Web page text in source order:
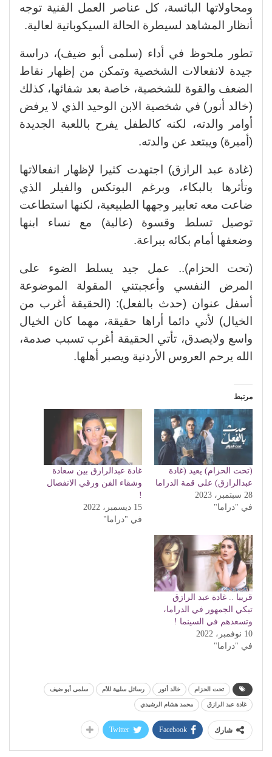
ومحاولاتها البائسة، كل عناصر العمل الفنية توجه
أنظار المشاهد لسيطرة الحالة السيكوباتية لعالية.
تطور ملحوظ في أداء (سلمى أبو ضيف)، دراسة
جيدة لانفعالات الشخصية وتمكن من إظهار نقاط
الضعف والقوة للشخصية، خاصة بعد شفائها، كذلك
(خالد أنور) في شخصية الابن الوحيد الذي لا يرفض
أوامر والدته، لكنه كالطفل يفرح باللعبة الجديدة
(أميرة) ويبتعد عن والدته.
(غادة عبد الرازق) اجتهدت كثيرا لإظهار انفعالاتها
وتأثرها بالبكاء، وبرغم البوتكس والفيلر الذي
ضاعت معه تعابير وجهها الطبيعية، لكنها استطاعت
توصيل تسلط وقسوة (عالية) مع نساء ابنها
وضعفها أمام بكائه ببراعة.
(تحت الحزام).. عمل جيد يسلط الضوء على
المرض النفسي وأعجبتني المقولة الموضوعة
أسفل عنوان (حدث بالفعل): (الحقيقة أغرب من
الخيال) لأني دائما أراها حقيقة، مهما كان الخيال
واسع ولايصدق، تأتي الحقيقة أغرب تسبب صدمة،
الله يرحم العروس الأردنية ويصبر أهلها.
مرتبط
(تحت الحزام) يعيد (غادة
عبدالرازق) على قمة الدراما
28 سبتمبر، 2023
في "دراما"
غادة عبدالرازق بين سعادة
وشقاء الفن ورقي الانفصال
!
15 ديسمبر، 2022
في "دراما"
قريبا .. غادة عبد الرازق
تبكي الجمهور في الدراما،
وتسعدهم في السينما !
10 نوفمبر، 2022
في "دراما"
تحت الحزام خالد أنور رسائل سلبية للأم سلمى أبو ضيف
غادة عبد الرازق محمد هشام الرشيدي
شارك Facebook
Twitter